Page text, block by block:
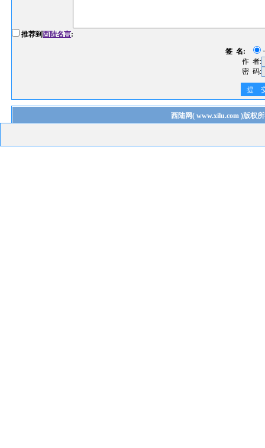
推荐到西陆名言:
签 名:
作 者:
密 码:
提
西陆网( www.xilu.com)版权